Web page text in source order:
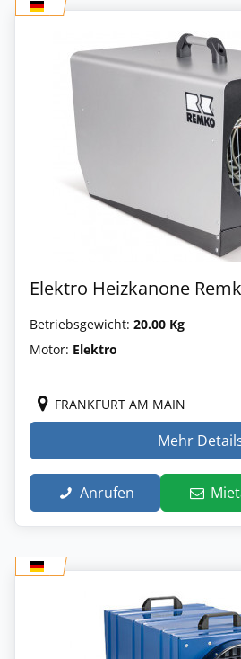
Elektro Heizkanone
Betriebsgewicht: 20.00 Kg
Motor: Elektro
FRANKFURT AM MAIN
Mehr
Anrufen